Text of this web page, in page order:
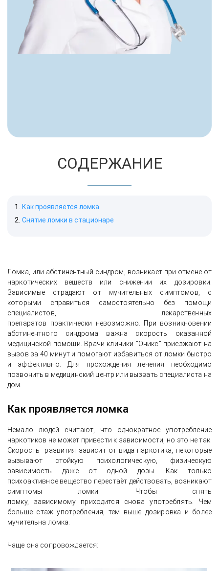
СОДЕРЖАНИЕ
Как проявляется ломка
Снятие ломки в стационаре
Ломка, или абстинентный синдром, возникает при отмене от
наркотических веществ или снижении их дозировки.
Зависимые страдают от мучительных симптомов, с
которыми справиться самостоятельно без помощи
специалистов, лекарственных
препаратов практически невозможно. При возникновении
абстинентного синдрома важна скорость оказанной
медицинской помощи. Врачи клиники "Оникс" приезжают на
вызов за 40 минут и помогают избавиться от ломки быстро
и эффективно. Для прохождения лечения необходимо
позвонить в медицинский центр или вызвать специалиста на
дом.
Как проявляется ломка
Немало людей считают, что однократное употребление
наркотиков не может привести к зависимости, но это не так.
Скорость развития зависит от вида наркотика, некоторые
вызывают стойкую психологическую, физическую
зависимость даже от одной дозы. Как только
психоактивное вещество перестаёт действовать, возникают
симптомы ломки. Чтобы снять
ломку, зависимому приходится снова употреблять. Чем
больше стаж употребления, тем выше дозировка и более
мучительна ломка.
Чаще она сопровождается: